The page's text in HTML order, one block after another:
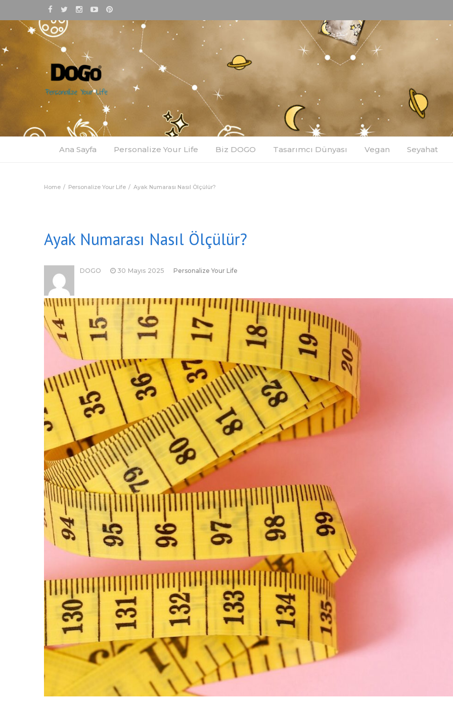
Ana Sayfa Personalize Your Life Biz DOGO Tasarımcı Dünyası Vegan Seyahat
Home Personalize Your Life Ayak Numarası Nasıl Ölçülür?
Ayak Numarası Nasıl Ölçülür?
DOGO 30 Mayıs 2025 Personalize Your Life